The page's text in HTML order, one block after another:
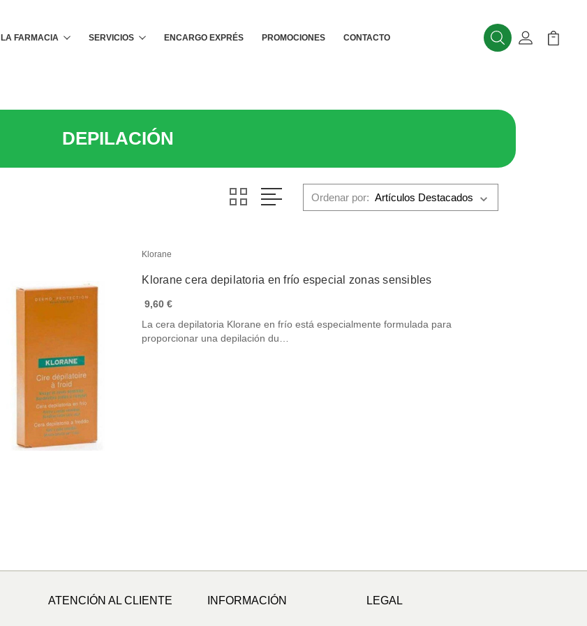
LA FARMACIA SERVICIOS ENCARGO EXPRÉS PROMOCIONES CONTACTO BuscarMi Cuenta
Mi
DEPILACIÓN
Ordenar por:
Klorane
Klorane cera depilatoria en frío especial zonas sensibles
9,60 €
La cera depilatoria Klorane en frío está especialmente formulada para
proporcionar una depilación du…
ATENCIÓN AL CLIENTE INFORMACIÓN LEGAL